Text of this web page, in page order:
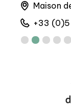
Maison
+33 (0)5